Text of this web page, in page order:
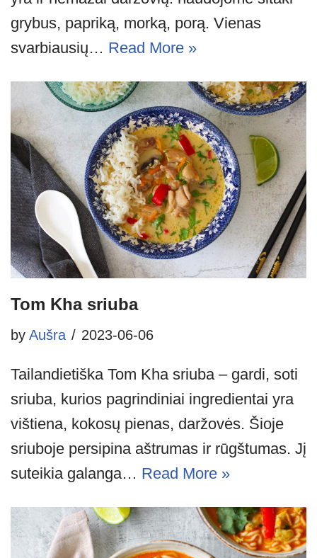
grybus, papriką, morką, porą. Vienas
svarbiausių… Read More »
Tom Kha sriuba
by Aušra 2023-06-06
Tailandietiška Tom Kha sriuba – gardi, soti
sriuba, kurios pagrindiniai ingredientai yra
vištiena, kokosų pienas, daržovės. Šioje
sriuboje persipina aštrumas ir rūgštumas. Jį
suteikia galanga… Read More »